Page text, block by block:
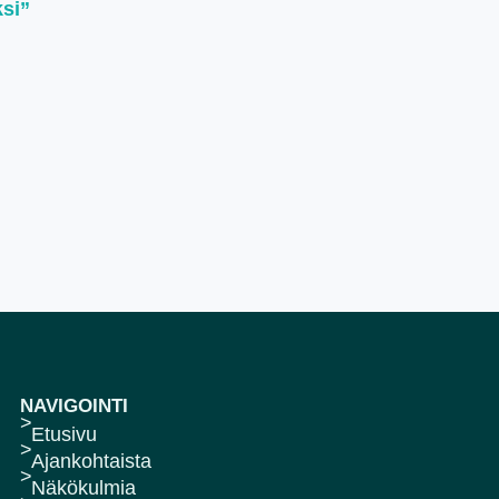
NAVIGOINTI
Etusivu
Ajankohtaista
Näkökulmia